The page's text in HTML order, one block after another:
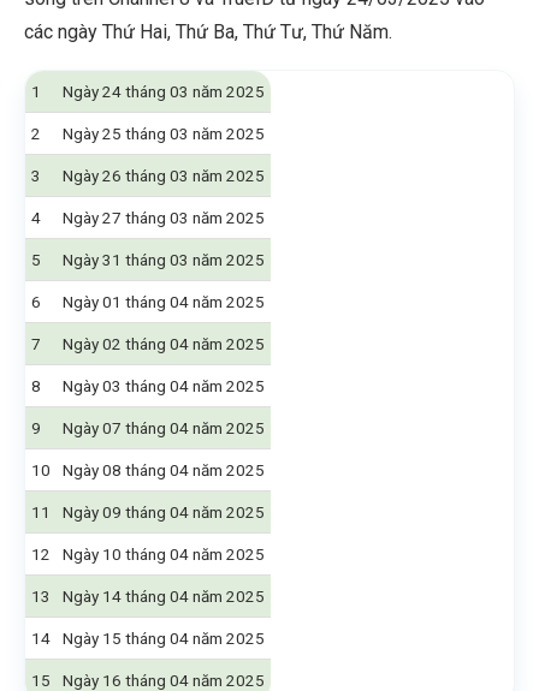
các ngày Thứ Hai, Thứ Ba, Thứ Tư, Thứ Năm.
1 Ngày 24 tháng 03 năm 2025
2 Ngày 25 tháng 03 năm 2025
3 Ngày 26 tháng 03 năm 2025
4 Ngày 27 tháng 03 năm 2025
5 Ngày 31 tháng 03 năm 2025
6 Ngày 01 tháng 04 năm 2025
7 Ngày 02 tháng 04 năm 2025
8 Ngày 03 tháng 04 năm 2025
9 Ngày 07 tháng 04 năm 2025
10 Ngày 08 tháng 04 năm 2025
11 Ngày 09 tháng 04 năm 2025
12 Ngày 10 tháng 04 năm 2025
13 Ngày 14 tháng 04 năm 2025
14 Ngày 15 tháng 04 năm 2025
15 Ngày 16 tháng 04 năm 2025